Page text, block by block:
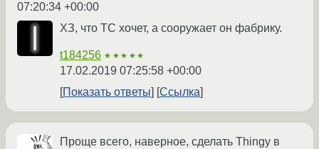
07:20:34 +00:00
ХЗ, что ТС хочет, а сооружает он фабрику.
t184256 ★★★★★
17.02.2019 07:25:58 +00:00
Показать ответы
Ссылка
Проще всего, наверное, сделать Thingy в